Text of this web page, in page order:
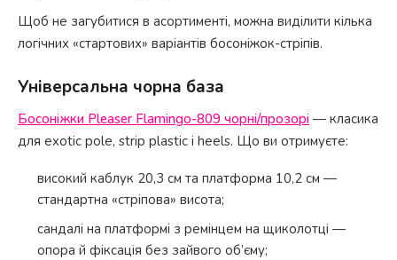
Щоб не загубитися в асортименті, можна виділити кілька
логічних «стартових» варіантів босоніжок-стріпів.
Універсальна чорна база
Босоніжки Pleaser Flamingo-809 чорні/прозорі — класика
для exotic pole, strip plastic і heels. Що ви отримуєте:
високий каблук 20,3 см та платформа 10,2 см —
стандартна «стріпова» висота;
сандалі на платформі з ремінцем на щиколотці —
опора й фіксація без зайвого об’єму;